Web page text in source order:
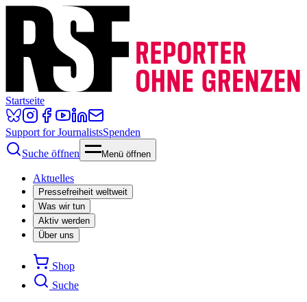
Startseite
Support for JournalistsSpenden
Suche öffnen
Menü öffnen
Aktuelles
Pressefreiheit weltweit
Was wir tun
Aktiv werden
Über uns
Shop
Suche